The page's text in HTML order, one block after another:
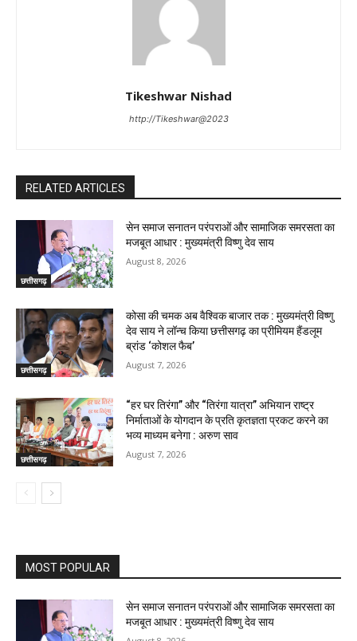
Tikeshwar Nishad
http://Tikeshwar@2023
RELATED ARTICLES
छत्तीसगढ़
सेन समाज सनातन परंपराओं और सामाजिक समरसता का
मजबूत आधार : मुख्यमंत्री विष्णु देव साय
August 8, 2026
छत्तीसगढ़
कोसा की चमक अब वैश्विक बाजार तक : मुख्यमंत्री विष्णु
देव साय ने लॉन्च किया छत्तीसगढ़ का प्रीमियम हैंडलूम
ब्रांड ‘कोशल फैब’
August 7, 2026
छत्तीसगढ़
“हर घर तिरंगा” और “तिरंगा यात्रा” अभियान राष्ट्र
निर्माताओं के योगदान के प्रति कृतज्ञता प्रकट करने का
भव्य माध्यम बनेगा : अरुण साव
August 7, 2026
MOST POPULAR
सेन समाज सनातन परंपराओं और सामाजिक समरसता का
मजबूत आधार : मुख्यमंत्री विष्णु देव साय